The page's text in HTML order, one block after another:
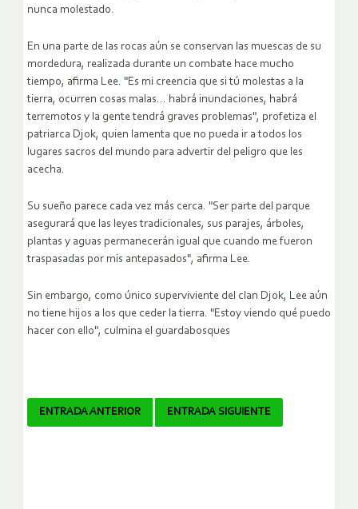
nunca molestado.
En una parte de las rocas aún se conservan las muescas de su
mordedura, realizada durante un combate hace mucho
tiempo, afirma Lee. "Es mi creencia que si tú molestas a la
tierra, ocurren cosas malas… habrá inundaciones, habrá
terremotos y la gente tendrá graves problemas", profetiza el
patriarca Djok, quien lamenta que no pueda ir a todos los
lugares sacros del mundo para advertir del peligro que les
acecha.
Su sueño parece cada vez más cerca. "Ser parte del parque
asegurará que las leyes tradicionales, sus parajes, árboles,
plantas y aguas permanecerán igual que cuando me fueron
traspasadas por mis antepasados", afirma Lee.
Sin embargo, como único superviviente del clan Djok, Lee aún
no tiene hijos a los que ceder la tierra. "Estoy viendo qué puedo
hacer con ello", culmina el guardabosques
Navegador
ENTRADA ANTERIOR ENTRADA SIGUIENTE